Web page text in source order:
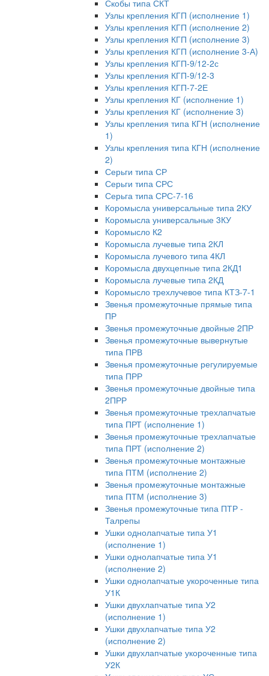
Скобы типа СКТ
Узлы крепления КГП (исполнение 1)
Узлы крепления КГП (исполнение 2)
Узлы крепления КГП (исполнение 3)
Узлы крепления КГП (исполнение 3-А)
Узлы крепления КГП-9/12-2с
Узлы крепления КГП-9/12-3
Узлы крепления КГП-7-2Е
Узлы крепления КГ (исполнение 1)
Узлы крепления КГ (исполнение 3)
Узлы крепления типа КГН (исполнение
1)
Узлы крепления типа КГН (исполнение
2)
Серьги типа СР
Серьги типа СРС
Серьга типа СРС-7-16
Коромысла универсальные типа 2КУ
Коромысла универсальные 3КУ
Коромысло К2
Коромысла лучевые типа 2КЛ
Коромысла лучевого типа 4КЛ
Коромысла двухцепные типа 2КД1
Коромысла лучевые типа 2КД
Коромысло трехлучевое типа КТЗ-7-1
Звенья промежуточные прямые типа
ПР
Звенья промежуточные двойные 2ПР
Звенья промежуточные вывернутые
типа ПРВ
Звенья промежуточные регулируемые
типа ПРР
Звенья промежуточные двойные типа
2ПРР
Звенья промежуточные трехлапчатые
типа ПРТ (исполнение 1)
Звенья промежуточные трехлапчатые
типа ПРТ (исполнение 2)
Звенья промежуточные монтажные
типа ПТМ (исполнение 2)
Звенья промежуточные монтажные
типа ПТМ (исполнение 3)
Звенья промежуточные типа ПТР -
Талрепы
Ушки однолапчатые типа У1
(исполнение 1)
Ушки однолапчатые типа У1
(исполнение 2)
Ушки однолапчатые укороченные типа
У1К
Ушки двухлапчатые типа У2
(исполнение 1)
Ушки двухлапчатые типа У2
(исполнение 2)
Ушки двухлапчатые укороченные типа
У2К